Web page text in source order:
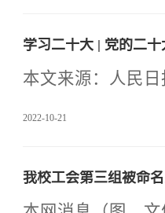
十次全国代表大
查委员会，通过
届中央纪律检查
大会号召，全党全
学习二十大 | 党的二
本文来源：人民日
2022-10-21
我校工会第三组被命